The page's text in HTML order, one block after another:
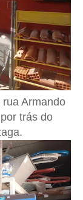
Armando
trás do